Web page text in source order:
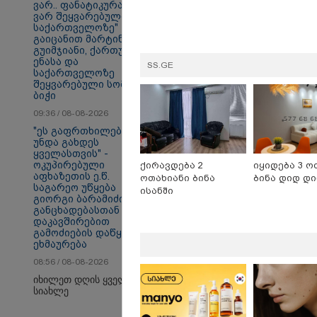
Faceამბები
ვარ.. ფანატიკურად
ვარ შეყვარებული
საქართველოზე" -
გაიცანით მარტინ
გუიმჯიანი, ქართულ
ენასა და
საქართველოზე
შეყვარებული სომეხი
ბიჭი
09:36 / 08-08-2026
"ეს გაფრთხილება
უნდა გახდეს
ყველასთვის" -
ოკუპირებული
აფხაზეთის ე.წ.
საგარეო უწყება
გიორგი ბარამიძის
განცხადებასთან
დაკავშირებით
გამოძიების დაწყებას
ეხმაურება
08:56 / 08-08-2026
იხილეთ დღის ყველა
სიახლე
SS.GE
ქირავდება 2
ოთახიანი ბინა
ისანში
იყიდება 3
ბინა დიდ